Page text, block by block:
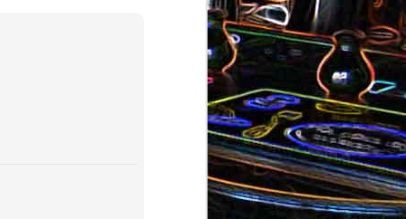
Quiche sans pâte au chorizo
et aux pommes de terre